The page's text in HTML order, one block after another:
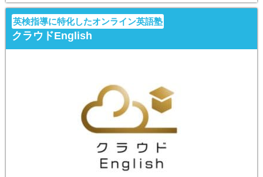
英検指導に特化したオンライン英語塾
クラウドEnglish